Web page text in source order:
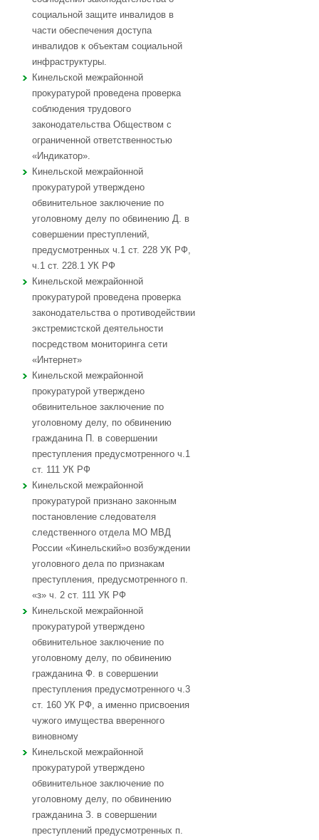
социальной защите инвалидов в
части обеспечения доступа
инвалидов к объектам социальной
инфраструктуры.
Кинельской межрайонной
прокуратурой проведена проверка
соблюдения трудового
законодательства Обществом с
ограниченной ответственностью
«Индикатор».
Кинельской межрайонной
прокуратурой утверждено
обвинительное заключение по
уголовному делу по обвинению Д. в
совершении преступлений,
предусмотренных ч.1 ст. 228 УК РФ,
ч.1 ст. 228.1 УК РФ
Кинельской межрайонной
прокуратурой проведена проверка
законодательства о противодействии
экстремистской деятельности
посредством мониторинга сети
«Интернет»
Кинельской межрайонной
прокуратурой утверждено
обвинительное заключение по
уголовному делу, по обвинению
гражданина П. в совершении
преступления предусмотренного ч.1
ст. 111 УК РФ
Кинельской межрайонной
прокуратурой признано законным
постановление следователя
следственного отдела МО МВД
России «Кинельский»о возбуждении
уголовного дела по признакам
преступления, предусмотренного п.
«з» ч. 2 ст. 111 УК РФ
Кинельской межрайонной
прокуратурой утверждено
обвинительное заключение по
уголовному делу, по обвинению
гражданина Ф. в совершении
преступления предусмотренного ч.3
ст. 160 УК РФ, а именно присвоения
чужого имущества вверенного
виновному
Кинельской межрайонной
прокуратурой утверждено
обвинительное заключение по
уголовному делу, по обвинению
гражданина З. в совершении
преступлений предусмотренных п.